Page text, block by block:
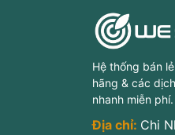
Hệ thống bán
hãng & các
nhanh miễn phí.
Địa chỉ: Chi